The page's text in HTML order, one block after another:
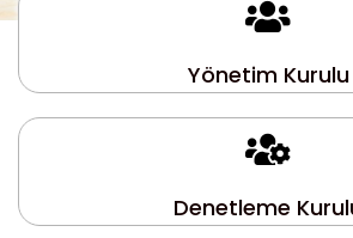
Yönetim Kurulu
Denetleme